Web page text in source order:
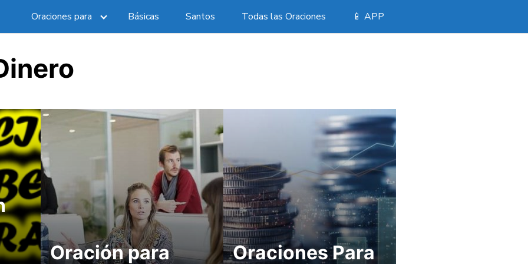
Oraciones para Básicas Santos Todas las Oraciones 📱 APP
Oración para
Oraciones Para